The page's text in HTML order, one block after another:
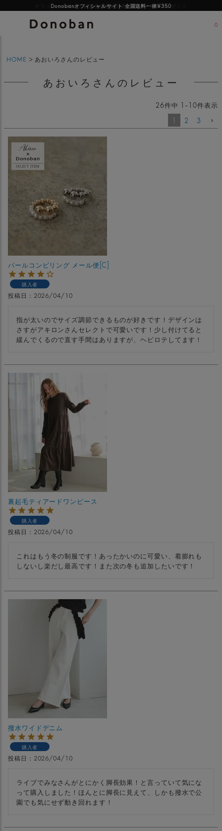
Donobanオフィシャルサイト 全国送料一律¥350
オフィシャルサイト新規会員登録特典 500ポイントプレゼント
0
HOME あおいろさんのレビュー
あおいろさんのレビュー
26件中 1 -10件表示
1
2 3
パールコンビリング メール便[C]
購入者
投稿日 2026/04/10
指が太いのでサイズ調節できるものが好きです！デザインは
さすがアキロンさんセレクトで可愛いです！少し付けてると
緩んでくるので直す手間はありますが、ヘビロテしてます！
裏起毛ティアードワンピース
購入者
投稿日 2026/04/10
これはもう冬の制服です！あったかいのに可愛い、着膨れも
しないし楽だし最高です！また次の冬も追加したいです！
撥水ワイドデニム
購入者
投稿日 2026/04/10
ライブでみなさんがとにかく脚長効果！と言っていて気にな
って購入しました！ほんとに脚長に見えて、しかも撥水で公
園でも気にせず動き回れます！